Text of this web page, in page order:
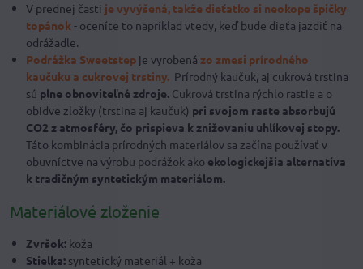
V prednej časti je vyvýšená, takže dieťatko si neokope špičky
topánok- oceníte to napríklad vtedy, keď bude dieťa jazdiť na
odrážadle.
Podrážka Sweetstep je vyrobená zo zmesi prírodného
kaučuku a cukrovej trstiny. Prírodný kaučuk, aj cukrová trstina
sú plne obnoviteľné zdroje. Cukrová trstina rýchlo rastie a o
obidve zložky (trstina aj kaučuk) pri svojom raste absorbujú
CO2 z atmosféry, čo prispieva k znižovaniu uhlíkovej stopy.
Táto kombinácia prírodných materiálov sa začína používať v
obuvníctve na výrobu podrážok ako ekologickejšia alternatíva
k tradičným syntetickým materiálom.
Materiálové zloženie
Zvršok: koža
Stielka: syntetický materiál + koža